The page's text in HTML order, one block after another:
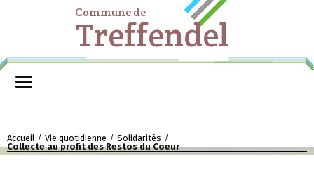
Commune de
Treffendel
Accueil / Vie quotidienne / Solidarités /
Collecte au profit des Restos du Coeur